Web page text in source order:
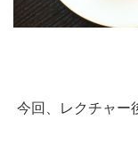
今回、レクチャー